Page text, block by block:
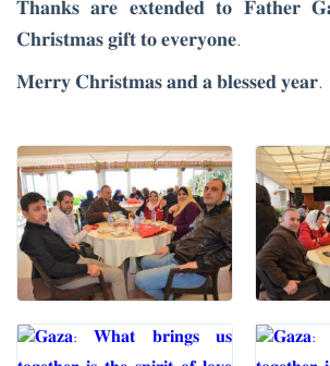
𝐓𝐡𝐚𝐧𝐤𝐬 𝐚𝐫𝐞 𝐞𝐱𝐭𝐞𝐧𝐝𝐞𝐝 𝐭𝐨 𝐅𝐚𝐭𝐡𝐞𝐫
𝐂𝐡𝐫𝐢𝐬𝐭𝐦𝐚𝐬 𝐠𝐢𝐟𝐭 𝐭𝐨 𝐞𝐯𝐞𝐫𝐲𝐨𝐧𝐞.
𝐌𝐞𝐫𝐫𝐲 𝐂𝐡𝐫𝐢𝐬𝐭𝐦𝐚𝐬 𝐚𝐧𝐝 𝐚 𝐛𝐥𝐞𝐬𝐬𝐞𝐝 𝐲𝐞𝐚𝐫.